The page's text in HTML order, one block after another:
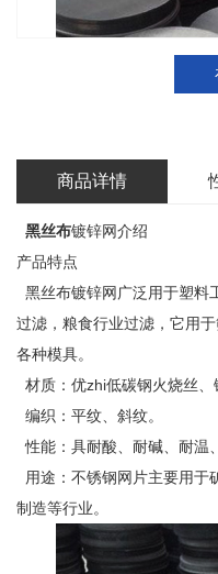
商品详情
黑丝布镀锌网介绍
产品特点
黑丝布镀锌网广泛用于塑料
过滤，粮食行业过滤，它用
各种模具。
材质：优zhi低碳钢火烧丝、
编织：平纹、斜纹。
性能：具耐酸、耐碱、耐温
用途：不锈钢网片主要用于
制造等行业。